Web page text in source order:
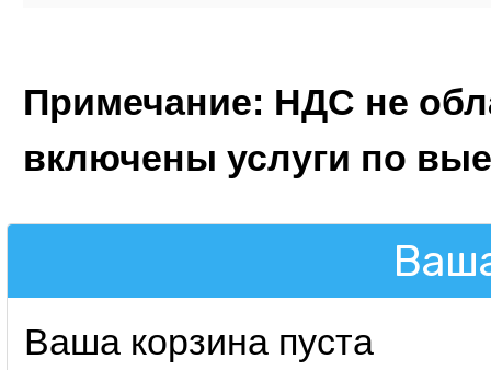
Примечание: НДС не
включены услуги по
Ваша корзина пуста